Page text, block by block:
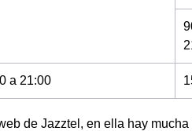
a 21:00
de Jazztel, en ella hay mucha